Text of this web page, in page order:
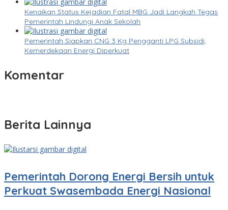
Kenaikan Status Kejadian Fatal MBG Jadi Langkah Tegas
Pemerintah Lindungi Anak Sekolah
Pemerintah Siapkan CNG 3 Kg Pengganti LPG Subsidi,
Kemerdekaan Energi Diperkuat
Komentar
Berita Lainnya
Pemerintah Dorong Energi Bersih untuk
Perkuat Swasembada Energi Nasional